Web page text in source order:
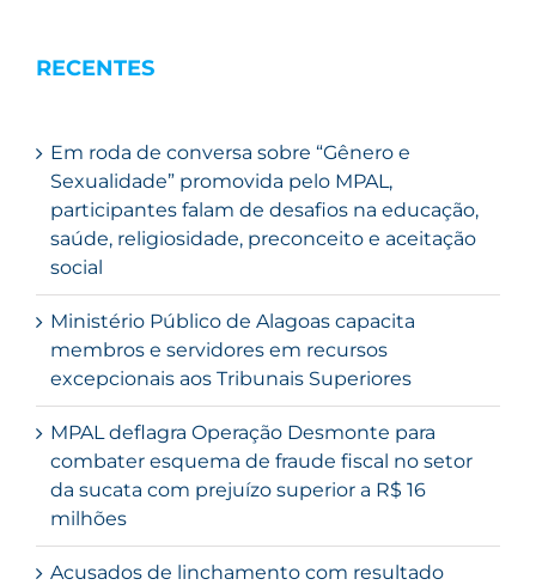
RECENTES
Em roda de conversa sobre “Gênero e
Sexualidade” promovida pelo MPAL,
participantes falam de desafios na educação,
saúde, religiosidade, preconceito e aceitação
social
Ministério Público de Alagoas capacita
membros e servidores em recursos
excepcionais aos Tribunais Superiores
MPAL deflagra Operação Desmonte para
combater esquema de fraude fiscal no setor
da sucata com prejuízo superior a R$ 16
milhões
Acusados de linchamento com resultado